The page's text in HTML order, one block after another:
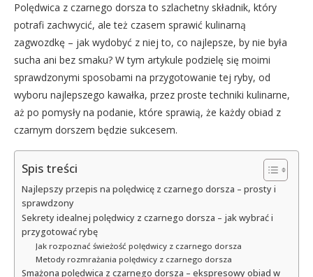
Polędwica z czarnego dorsza to szlachetny składnik, który
potrafi zachwycić, ale też czasem sprawić kulinarną
zagwozdkę – jak wydobyć z niej to, co najlepsze, by nie była
sucha ani bez smaku? W tym artykule podzielę się moimi
sprawdzonymi sposobami na przygotowanie tej ryby, od
wyboru najlepszego kawałka, przez proste techniki kulinarne,
aż po pomysły na podanie, które sprawią, że każdy obiad z
czarnym dorszem będzie sukcesem.
Spis treści
Najlepszy przepis na polędwicę z czarnego dorsza – prosty i
sprawdzony
Sekrety idealnej polędwicy z czarnego dorsza – jak wybrać i
przygotować rybę
Jak rozpoznać świeżość polędwicy z czarnego dorsza
Metody rozmrażania polędwicy z czarnego dorsza
Smażona polędwica z czarnego dorsza – ekspresowy obiad w